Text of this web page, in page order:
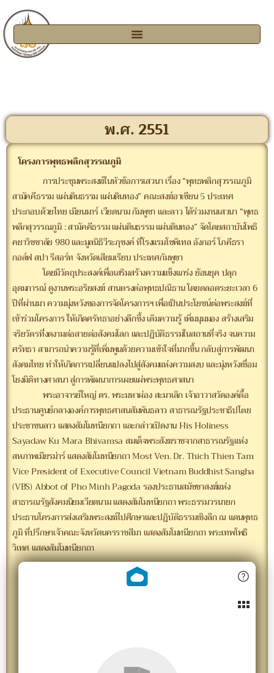
พ.ศ. 2551
โครงการพุทธพลิกสุวรรณภูมิ
การประชุมพระสงฆ์ในหัวข้อการเสวนา เรื่อง “พุทธพลิกสุวรรณภูมิ
สามัคคีธรรม แผ่นดินธรรม แผ่นดินทอง” คณะสงฆ์อาเซียน 5 ประเทศ
ประกอบด้วยไทย เมียนมาร์ เวียดนาม กัมพูชา และลาว ได้ร่วมงานเสวนา “พุทธ
พลิกสุวรรณภูมิ : สามัคคีธรรม แผ่นดินธรรม แผ่นดินทอง” จัดโดยสถาบันโพธิ
คยาวิชชาลัย 980 และมูลนิธิวีระภุชงค์ ที่โรงแรมโซพิเทล อังกอร์ โภคีธรา
กอล์ฟ สปา รีสอร์ท จังหวัดเสียมเรียบ ประเทศกัมพูชา
โดยมีวัตถุประสงค์เพื่อเสริมสร้างความแข็งแกร่ง ย้อนยุค ปลุก
อุดมการณ์ ดูงานพระอริยสงฆ์ สานตรงต่อพุทธปณิธาน โดยตลอดระยะเวลา 6
ปีที่ผ่านมา ความมุ่งหวังของการจัดโครงการฯ เพื่อเป็นประโยชน์ต่อพระสงฆ์ที่
เข้าร่วมโครงการ ให้เกิดศรัทธาอย่างลึกซึ้ง เติมความรู้ เพิ่มมุมมอง สร้างเสริม
จริยวัตรที่งดงามต่อสายต่อสังคมโลก และปฏิบัติธรรมในสถานที่จริง จนความ
ศรัทธา สามารถนำความรู้ที่เพิ่มพูนด้วยความเข้าใจที่มากขึ้น กลับสู่การพัฒนา
สังคมไทย ทำให้เกิดการเปลี่ยนแปลงไปสู่สังคมแห่งความสงบ และมุ่งหวังเชื่อม
โยงมิติทางศาสนา สู่การพัฒนาการเผยแผ่พระพุทธศาสนา
พระอาจารย์ใหญ่ ดร. พระมหาผ่อง สะมาเลิก เจ้าอาวาสวัดองค์ตื้อ
ประธานศูนย์กลางองค์การพุทธศาสนสัมพันธลาว สาธารณรัฐประชาธิปไตย
ประชาชนลาว แสดงสัมโมทนียกถา และกล่าวเปิดงาน His Holiness
Sayadaw Ku Mara Bhivamsa สมเด็จพระสังฆราชจากสาธารณรัฐแห่ง
สหภาพเมียรม่าร์ แสดงสัมโมทนียกถา Most Ven. Dr. Thich Thien Tam
Vice President of Executive Council Vietnam Buddhist Sangha
(VBS) Abbot of Pho Minh Pagoda รองประธานสมัชชาสงฆ์แห่ง
สาธารณรัฐสังคมนิยมเวียดนาม แสดงสัมโมทนียกถา พระธรรมวรนายก
ประธานโครงการส่งเสริมพระสงฆ์ไปศึกษาและปฏิบัติธรรมเชิงลึก ณ แดนพุทธ
ภูมิ ที่ปรึกษาเจ้าคณะจังหวัดนครราชสีมา แสดงสัมโมทนียกถา พระเทพโพธิ
วิเทศ แสดงสัมโมทนียกถา